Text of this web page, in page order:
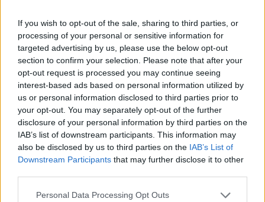
If you wish to opt-out of the sale, sharing to third parties, or
processing of your personal or sensitive information for
targeted advertising by us, please use the below opt-out
section to confirm your selection. Please note that after your
opt-out request is processed you may continue seeing
interest-based ads based on personal information utilized by
us or personal information disclosed to third parties prior to
your opt-out. You may separately opt-out of the further
disclosure of your personal information by third parties on the
IAB’s list of downstream participants. This information may
also be disclosed by us to third parties on the IAB’s List of
Downstream Participants that may further disclose it to other
Personal Data Processing Opt Outs
TheCars.gr|16/02/2026 20:00
Η Volkswagen παρουσιάζει το νέο
T-Roc